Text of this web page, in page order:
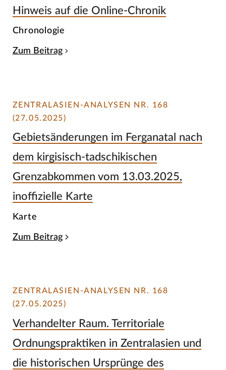
Hinweis auf die Online-Chronik
Chronologie
Zum Beitrag
ZENTRALASIEN-ANALYSEN NR. 168
(27.05.2025)
Gebietsänderungen im Ferganatal nach
dem kirgisisch-tadschikischen
Grenzabkommen vom 13.03.2025,
inoffizielle Karte
Karte
Zum Beitrag
ZENTRALASIEN-ANALYSEN NR. 168
(27.05.2025)
Verhandelter Raum. Territoriale
Ordnungspraktiken in Zentralasien und
die historischen Ursprünge des